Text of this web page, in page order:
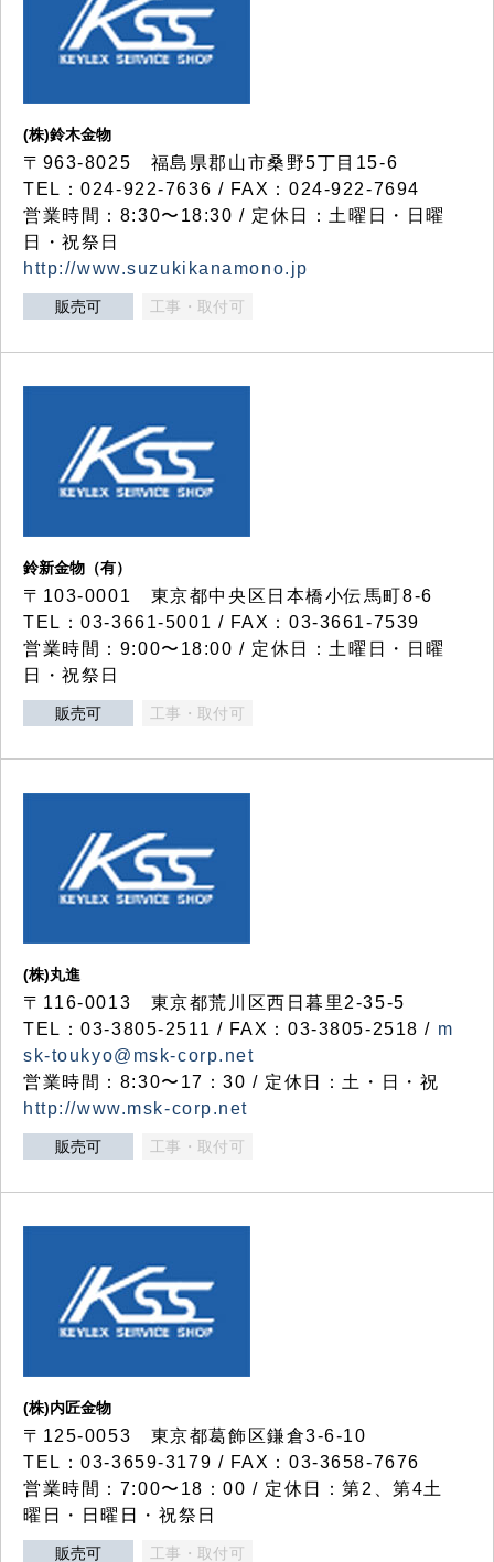
(株)鈴木金物
〒963-8025 福島県郡山市桑野5丁目15-6
TEL：024-922-7636 / FAX：024-922-7694
営業時間：8:30〜18:30 / 定休日：土曜日・日曜
日・祝祭日
http://www.suzukikanamono.jp
販売可 工事・取付可
鈴新金物（有）
〒103-0001 東京都中央区日本橋小伝馬町8-6
TEL：03-3661-5001 / FAX：03-3661-7539
営業時間：9:00〜18:00 / 定休日：土曜日・日曜
日・祝祭日
販売可 工事・取付可
(株)丸進
〒116-0013 東京都荒川区西日暮里2-35-5
TEL：03-3805-2511 / FAX：03-3805-2518 / m
sk-toukyo@msk-corp.net
営業時間：8:30〜17：30 / 定休日：土・日・祝
http://www.msk-corp.net
販売可 工事・取付可
(株)内匠金物
〒125-0053 東京都葛飾区鎌倉3-6-10
TEL：03-3659-3179 / FAX：03-3658-7676
営業時間：7:00〜18：00 / 定休日：第2、第4土
曜日・日曜日・祝祭日
販売可 工事・取付可